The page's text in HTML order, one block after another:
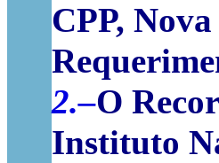
CPP,
2.–O
Instituto